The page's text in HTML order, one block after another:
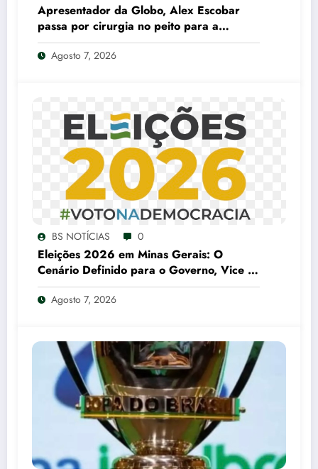
Apresentador da Globo, Alex Escobar
passa por cirurgia no peito para a
retirada de tumor
Agosto 7, 2026
BS NOTÍCIAS 0
Eleições 2026 em Minas Gerais: O
Cenário Definido para o Governo, Vice e
Senado
Agosto 7, 2026